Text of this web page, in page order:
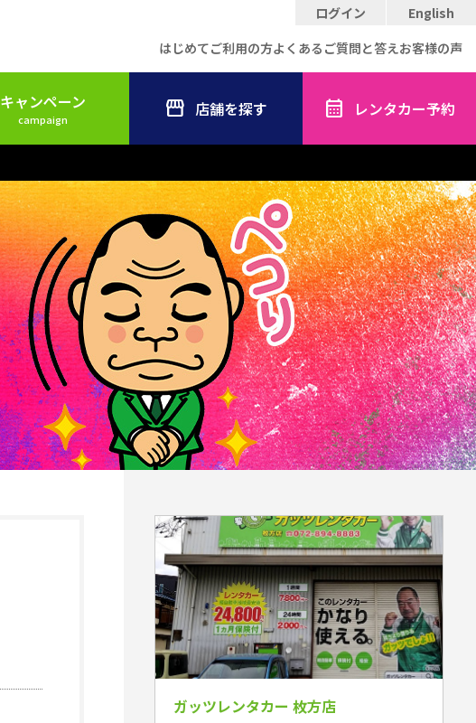
ログイン
English
はじめてご利用の方よくあるご質問と答えお客様の声
キャンペーン
campaign 店舗を探す レンタカー予約
ガッツレンタカー 枚方店